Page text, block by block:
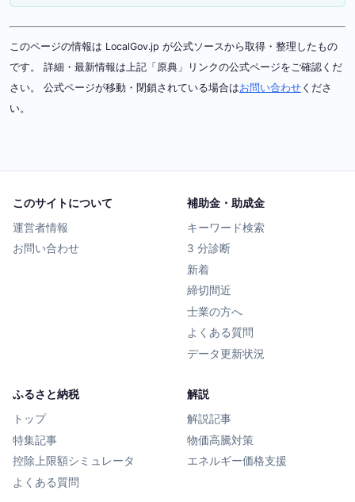
このページの情報は LocalGov.jp が公式ソースから取得・整理したもの
です。 詳細・最新情報は上記「原典」リンクの公式ページをご確認くだ
さい。 公式ページが移動・閉鎖されている場合はお問い合わせ くださ
い。
このサイトについて
運営者情報
お問い合わせ
補助金・助成金
キーワード検索
3 分診断
新着
締切間近
士業の方へ
よくある質問
データ更新状況
ふるさと納税
トップ
特集記事
控除上限額シミュレータ
よくある質問
解説
解説記事
物価高騰対策
エネルギー価格支援